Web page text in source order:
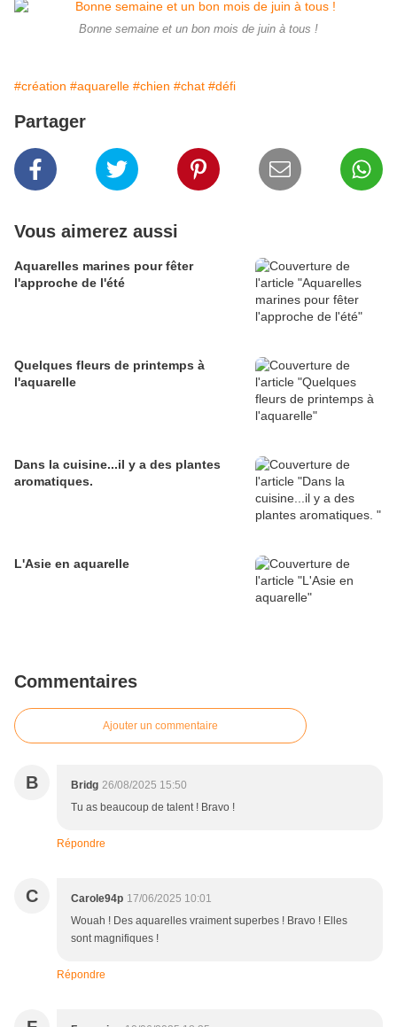
Bonne semaine et un bon mois de juin à tous !
#création #aquarelle #chien #chat #défi
Partager
Vous aimerez aussi
Aquarelles marines pour fêter
l'approche de l'été
Quelques fleurs de printemps à
l'aquarelle
Dans la cuisine...il y a des plantes
aromatiques.
L'Asie en aquarelle
Commentaires
Ajouter un commentaire
B Bridg 26/08/2025 15:50
Tu as beaucoup de talent ! Bravo !
Répondre
C Carole94p 17/06/2025 10:01
Wouah ! Des aquarelles vraiment superbes ! Bravo ! Elles
sont magnifiques !
Répondre